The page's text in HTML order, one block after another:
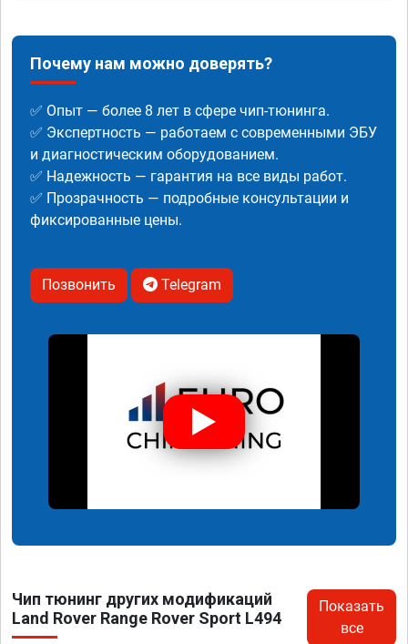
Почему нам можно доверять?
✅ Опыт — более 8 лет в сфере чип-тюнинга.
✅ Экспертность — работаем с современными ЭБУ
и диагностическим оборудованием.
✅ Надежность — гарантия на все виды работ.
✅ Прозрачность — подробные консультации и
фиксированные цены.
Позвонить Telegram
Чип тюнинг других модификаций
Land Rover Range Rover Sport L494
Показать
все